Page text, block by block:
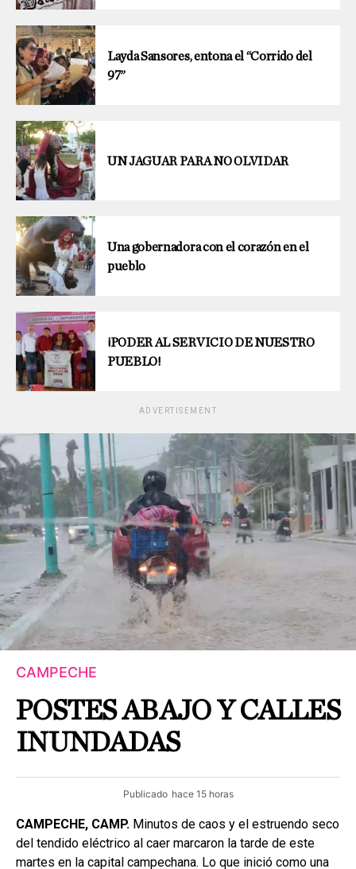
Layda Sansores, entona el “Corrido del
97”
UN JAGUAR PARA NO OLVIDAR
Una gobernadora con el corazón en el
pueblo
¡PODER AL SERVICIO DE NUESTRO
PUEBLO!
ADVERTISEMENT
CAMPECHE
POSTES ABAJO Y CALLES
INUNDADAS
Publicado hace 15 horas
CAMPECHE, CAMP. Minutos de caos y el estruendo seco
del tendido eléctrico al caer marcaron la tarde de este
martes en la capital campechana. Lo que inició como una